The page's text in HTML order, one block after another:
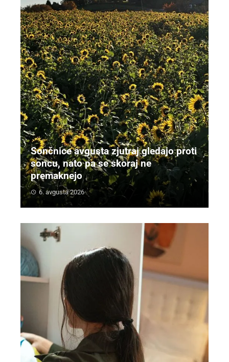
Sončnice avgusta zjutraj gledajo proti
soncu, nato pa se skoraj ne
premaknejo
6. avgusta 2026